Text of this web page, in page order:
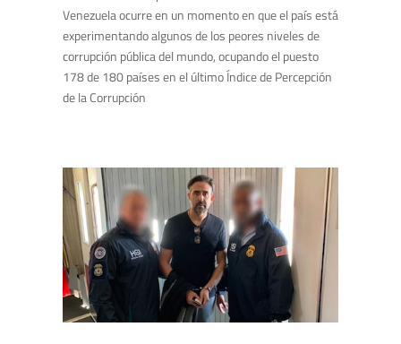
Venezuela ocurre en un momento en que el país está
experimentando algunos de los peores niveles de
corrupción pública del mundo, ocupando el puesto
178 de 180 países en el último Índice de Percepción
de la Corrupción